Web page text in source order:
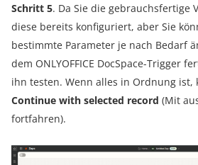
Schritt 5. Da Sie die gebrauchsfertige
diese bereits konfiguriert, aber Sie
bestimmte Parameter je nach Bedarf
dem ONLYOFFICE DocSpace-Trigger
ihn testen. Wenn alles in Ordnung ist,
Continue with selected record (Mit
fortfahren).